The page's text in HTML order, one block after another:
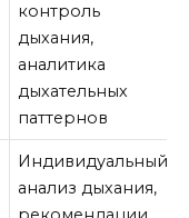
контроль
дыхания,
аналитика
дыхательных
паттернов
Индивидуальный
анализ дыхания,